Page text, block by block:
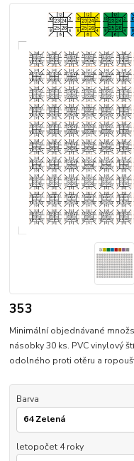
353
Minimální objednávané
násobky 30 ks. PVC vinylový
odolného proti otěru a
Barva
letopočet 4 roky